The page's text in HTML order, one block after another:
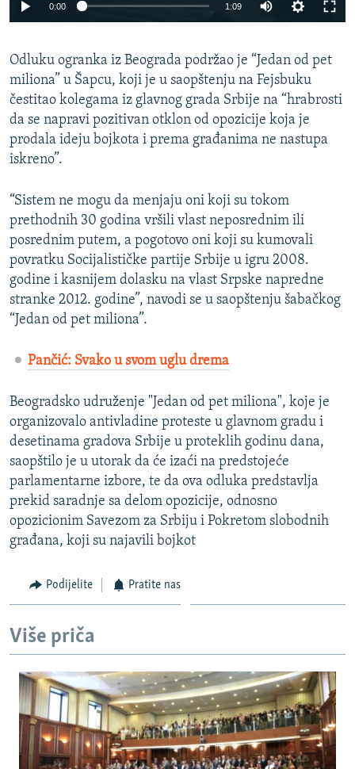
Auto 270p 360p 404p
1080p
0:00 1:09
360p
404p
1080p
Odluku ogranka iz Beograda podržao je “Jedan od pet
miliona” u Šapcu, koji je u saopštenju na Fejsbuku
čestitao kolegama iz glavnog grada Srbije na “hrabrosti
da se napravi pozitivan otklon od opozicije koja je
prodala ideju bojkota i prema građanima ne nastupa
iskreno”.
“Sistem ne mogu da menjaju oni koji su tokom
prethodnih 30 godina vršili vlast neposrednim ili
posrednim putem, a pogotovo oni koji su kumovali
povratku Socijalističke partije Srbije u igru 2008.
godine i kasnijem dolasku na vlast Srpske napredne
stranke 2012. godine”, navodi se u saopštenju šabačkog
“Jedan od pet miliona”.
Pančić: Svako u svom uglu drema
Beogradsko udruženje "Jedan od pet miliona", koje je
organizovalo antivladine proteste u glavnom gradu i
desetinama gradova Srbije u proteklih godinu dana,
saopštilo je u utorak da će izaći na predstojeće
parlamentarne izbore, te da ova odluka predstavlja
prekid saradnje sa delom opozicije, odnosno
opozicionim Savezom za Srbiju i Pokretom slobodnih
građana, koji su najavili bojkot
Podijelite Pratite nas
Više priča